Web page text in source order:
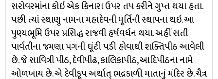
સરોવરમાંના કોઇ એક કિનારા ઉપર તપ કરીને ગુપ્ત થયા હતા.
પછી ત્યાં સ્થાણુ નામના મહાદેવની મૂર્તિની સ્થાપના થઇ. આ
પુણ્યભૂમિ ઉપર પ્રસિદ્ધ રાજવી હર્ષવર્ધન થયા. અહીં સતી
પાર્વતીના જમણા પગની ઘૂંટી પડી હોવાથી શક્તિપીઠ આવેલી
છે. જે સાવિત્રી પીઠ, દેવીપીઢ, કાલિકાપીઠ, આદિપીઠના નામે
ઓળખાય છે. એ દેવીકૂપ અર્થાત્ ભદ્રકાળી માતાનું મંદિર છે. ચૈત્ર